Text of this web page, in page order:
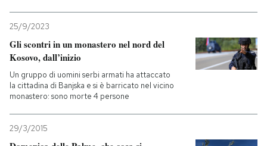
25/9/2023
Gli scontri in un monastero nel nord del
Kosovo, dall’inizio
Un gruppo di uomini serbi armati ha attaccato
la cittadina di Banjska e si è barricato nel vicino
monastero: sono morte 4 persone
29/3/2015